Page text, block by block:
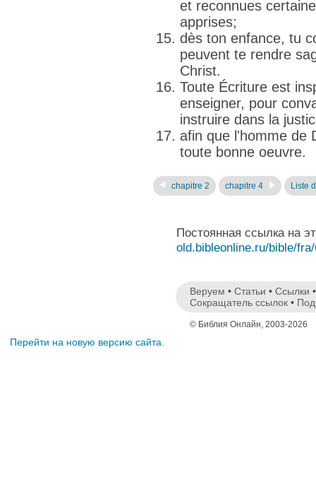
et reconnues
apprises;
dès ton enfance, tu
peuvent te rendre
Christ.
Toute Écriture est
enseigner, pour
instruire dans la
afin que l'homme de
toute bonne oeuvre.
chapitre 2 chapitre 4 Liste
Постоянная ссылка на
old.bibleonline.ru/bible/
Веруем • Статьи • Ссылки
Сокращатель ссылок •
© Библия Онлайн, 2003-2026
Перейти на новую версию сайта.